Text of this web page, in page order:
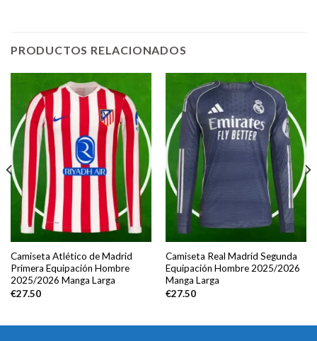
PRODUCTOS RELACIONADOS
Camiseta Atlético de Madrid
Primera Equipación Hombre
2025/2026 Manga Larga
€27.50
Camiseta Real Madrid Segunda
Equipación Hombre 2025/2026
Manga Larga
€27.50